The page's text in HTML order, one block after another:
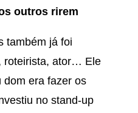
outros rirem
também já foi
roteirista, ator… Ele
dom era fazer os
no stand-up